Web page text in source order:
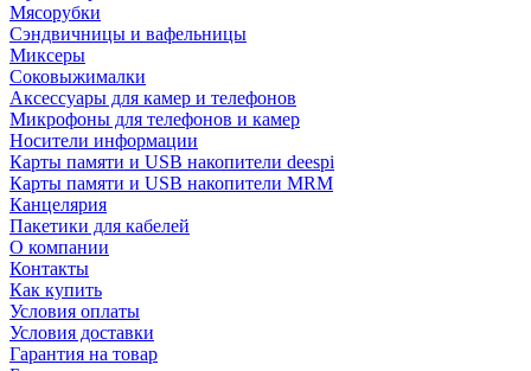
Мясорубки
Сэндвичницы и вафельницы
Миксеры
Соковыжималки
Аксессуары для камер и телефонов
Микрофоны для телефонов и камер
Носители информации
Карты памяти и USB накопители deespi
Карты памяти и USB накопители MRM
Канцелярия
Пакетики для кабелей
О компании
Контакты
Как купить
Условия оплаты
Условия доставки
Гарантия на товар